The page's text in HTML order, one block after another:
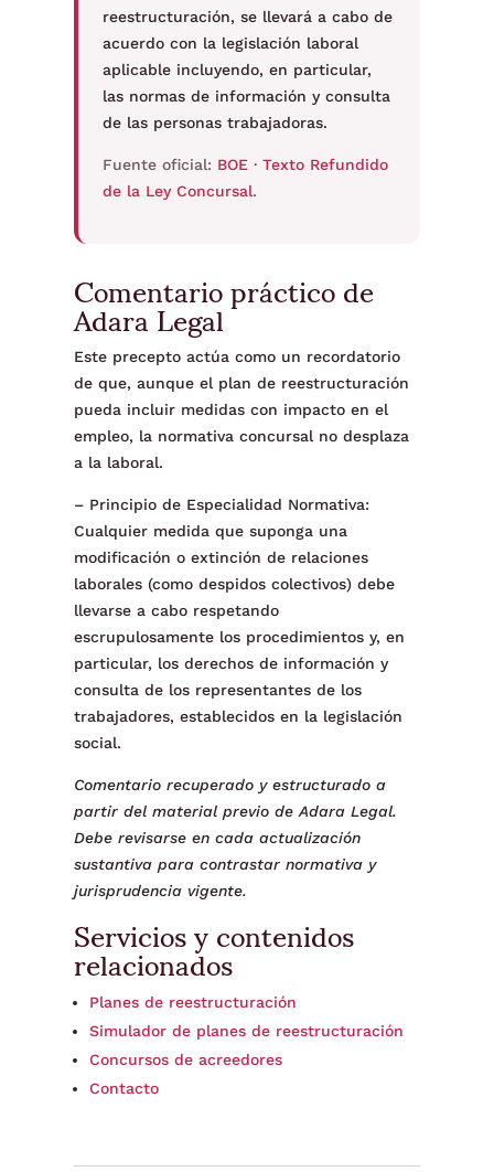
reestructuración, se llevará a cabo de
acuerdo con la legislación laboral
aplicable incluyendo, en particular,
las normas de información y consulta
de las personas trabajadoras.
Fuente oficial: BOE · Texto Refundido
de la Ley Concursal.
Comentario práctico de
Adara Legal
Este precepto actúa como un recordatorio
de que, aunque el plan de reestructuración
pueda incluir medidas con impacto en el
empleo, la normativa concursal no desplaza
a la laboral.
– Principio de Especialidad Normativa:
Cualquier medida que suponga una
modificación o extinción de relaciones
laborales (como despidos colectivos) debe
llevarse a cabo respetando
escrupulosamente los procedimientos y, en
particular, los derechos de información y
consulta de los representantes de los
trabajadores, establecidos en la legislación
social.
Comentario recuperado y estructurado a
partir del material previo de Adara Legal.
Debe revisarse en cada actualización
sustantiva para contrastar normativa y
jurisprudencia vigente.
Servicios y contenidos
relacionados
Planes de reestructuración
Simulador de planes de reestructuración
Concursos de acreedores
Contacto